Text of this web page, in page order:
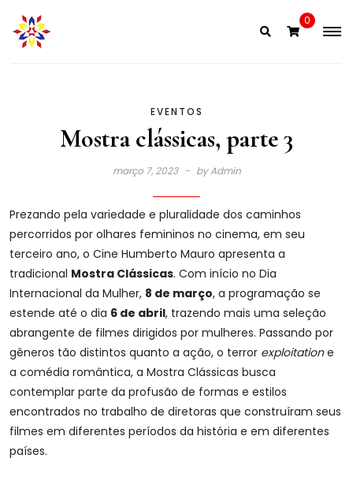
content
0
EVENTOS
Mostra clássicas, parte 3
março 7, 2023 byAdmin
Prezando pela variedade e pluralidade dos caminhos
percorridos por olhares femininos no cinema, em seu
terceiro ano, o Cine Humberto Mauro apresenta a
tradicional Mostra Clássicas. Com início no Dia
Internacional da Mulher, 8 de março, a programação se
estende até o dia 6 de abril, trazendo mais uma seleção
abrangente de filmes dirigidos por mulheres. Passando por
gêneros tão distintos quanto a ação, o terror exploitatione
a comédia romântica, a Mostra Clássicas busca
contemplar parte da profusão de formas e estilos
encontrados no trabalho de diretoras que construíram seus
filmes em diferentes períodos da história e em diferentes
países.